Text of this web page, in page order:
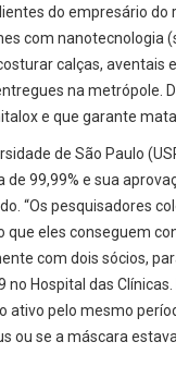
do empresário
com nanotecnologia
calças, aventais
na metrópole.
e que garante
de São Paulo
99,99% e sua
“Os pesquisadores
que eles conseguem
com dois sócios,
no Hospital das
ativo pelo mesmo
ou se a máscara